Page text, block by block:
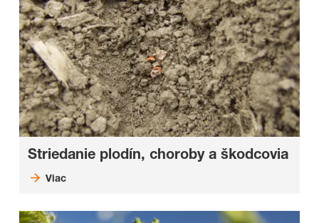
Striedanie plodín, choroby a škodcovia
Viac